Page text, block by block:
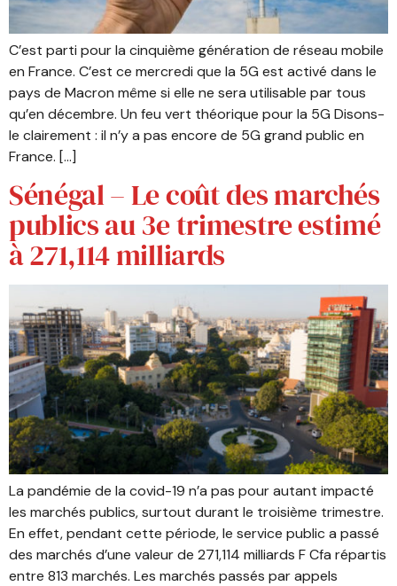
C’est parti pour la cinquième génération de réseau mobile
en France. C’est ce mercredi que la 5G est activé dans le
pays de Macron même si elle ne sera utilisable par tous
qu’en décembre. Un feu vert théorique pour la 5G Disons-
le clairement : il n’y a pas encore de 5G grand public en
France. […]
Sénégal – Le coût des marchés
publics au 3e trimestre estimé
à 271,114 milliards
La pandémie de la covid-19 n’a pas pour autant impacté
les marchés publics, surtout durant le troisième trimestre.
En effet, pendant cette période, le service public a passé
des marchés d’une valeur de 271,114 milliards F Cfa répartis
entre 813 marchés. Les marchés passés par appels